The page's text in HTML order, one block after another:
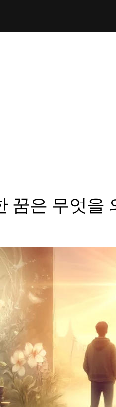
꿈은 무엇을